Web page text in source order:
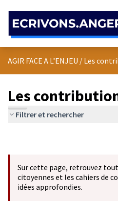
AGIR FACE A L’ENJEU / Les
Les
Filtrer et rechercher
Sur cette page, retrouvez
citoyennes et les cahiers de
idées approfondies.